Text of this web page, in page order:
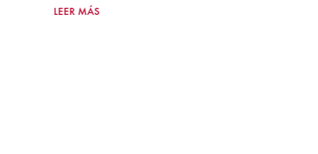
LEER MÁS